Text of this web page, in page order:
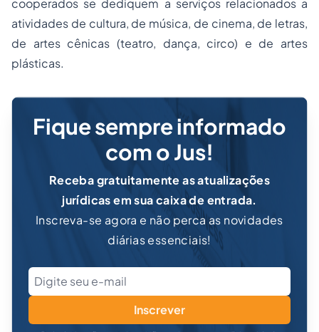
cooperados se dediquem a serviços relacionados a
atividades de cultura, de música, de cinema, de letras,
de artes cênicas (teatro, dança, circo) e de artes
plásticas.
Fique sempre informado
com o Jus!
Receba gratuitamente as atualizações
jurídicas em sua caixa de entrada.
Inscreva-se agora e não perca as novidades
diárias essenciais!
Inscrever